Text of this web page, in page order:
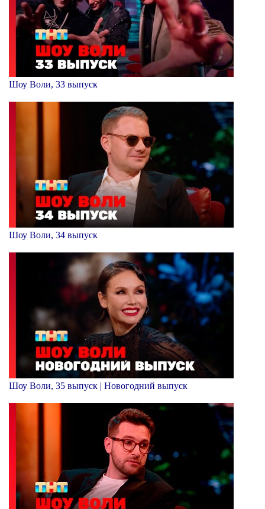
Шоу Воли, 33 выпуск
Шоу Воли, 34 выпуск
Шоу Воли, 35 выпуск | Новогодний выпуск